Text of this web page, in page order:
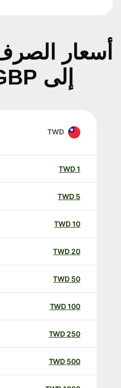
إلى GBP اليوم
TWD
TWD
TWD
TWD
20
TWD
50
TWD
100
TWD
250
TWD
500
TWD